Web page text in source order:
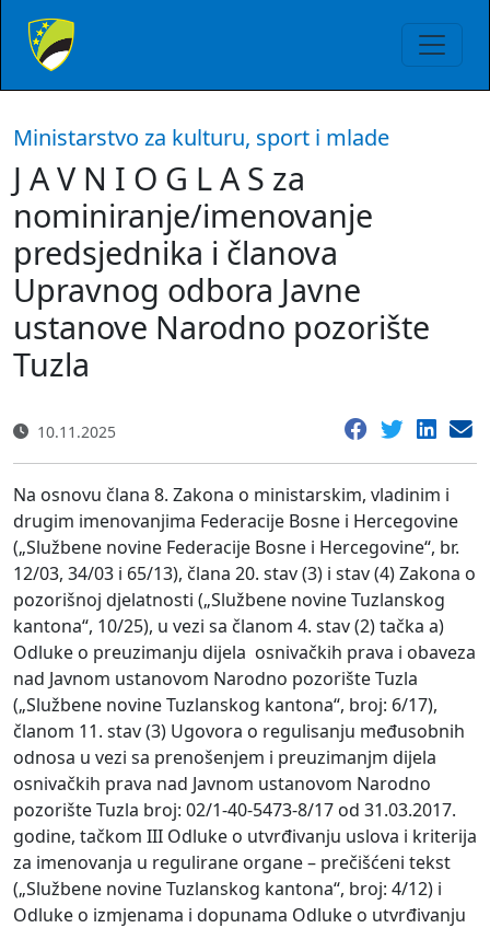
Ministarstvo za kulturu, sport i mlade
J A V N I O G L A S za
nominiranje/imenovanje
predsjednika i članova
Upravnog odbora Javne
ustanove Narodno pozorište
Tuzla
10.11.2025
Na osnovu člana 8. Zakona o ministarskim, vladinim i
drugim imenovanjima Federacije Bosne i Hercegovine
(„Službene novine Federacije Bosne i Hercegovine“, br.
12/03, 34/03 i 65/13), člana 20. stav (3) i stav (4) Zakona o
pozorišnoj djelatnosti („Službene novine Tuzlanskog
kantona“, 10/25), u vezi sa članom 4. stav (2) tačka a)
Odluke o preuzimanju dijela osnivačkih prava i obaveza
nad Javnom ustanovom Narodno pozorište Tuzla
(„Službene novine Tuzlanskog kantona“, broj: 6/17),
članom 11. stav (3) Ugovora o regulisanju međusobnih
odnosa u vezi sa prenošenjem i preuzimanjm dijela
osnivačkih prava nad Javnom ustanovom Narodno
pozorište Tuzla broj: 02/1-40-5473-8/17 od 31.03.2017.
godine, tačkom III Odluke o utvrđivanju uslova i kriterija
za imenovanja u regulirane organe – prečišćeni tekst
(„Službene novine Tuzlanskog kantona“, broj: 4/12) i
Odluke o izmjenama i dopunama Odluke o utvrđivanju